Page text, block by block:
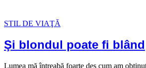
STIL DE VIAŢĂ
Şi blondul poate fi blând
Lumea mă întreabă foarte des cum am